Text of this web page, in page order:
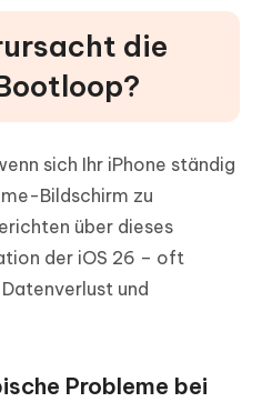
die
sich Ihr iPhone ständig
Bildschirm zu
über dieses
der iOS 26 – oft
und
Probleme bei